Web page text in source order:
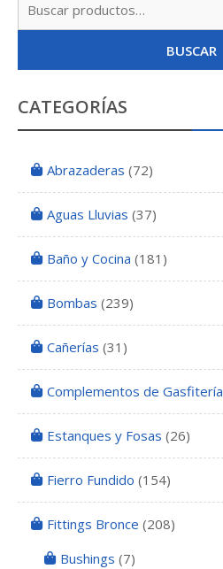
BUSCAR
CATEGORÍAS
Abrazaderas (72)
Aguas Lluvias (37)
Baño y Cocina (181)
Bombas (239)
Cañerías (31)
Complementos de Gasfitería
Estanques y Fosas (26)
Fierro Fundido (154)
Fittings Bronce (208)
Bushings (7)